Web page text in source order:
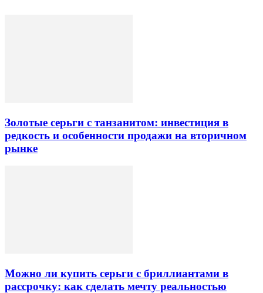
Золотые серьги с танзанитом: инвестиция в
редкость и особенности продажи на вторичном
рынке
Можно ли купить серьги с бриллиантами в
рассрочку: как сделать мечту реальностью